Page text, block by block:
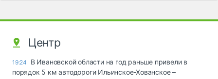
Центр
19:24
В Ивановской области на год раньше привели в
порядок 5 км автодороги Ильинское-Хованское –